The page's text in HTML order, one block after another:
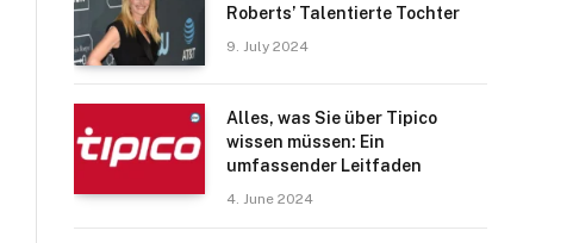
Roberts’ Talentierte Tochter
9. July 2024
Alles, was Sie über Tipico
wissen müssen: Ein
umfassender Leitfaden
4. June 2024